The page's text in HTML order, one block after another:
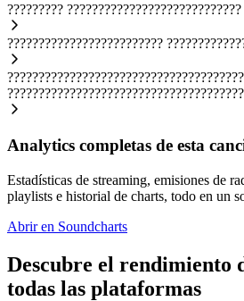
????????? ????????????????????????????
?????????????????????????
Analytics completas de esta
Estadísticas de streaming, emisiones de
playlists e historial de charts, todo en un
Abrir en Soundcharts
Descubre el rendimiento
todas las plataformas